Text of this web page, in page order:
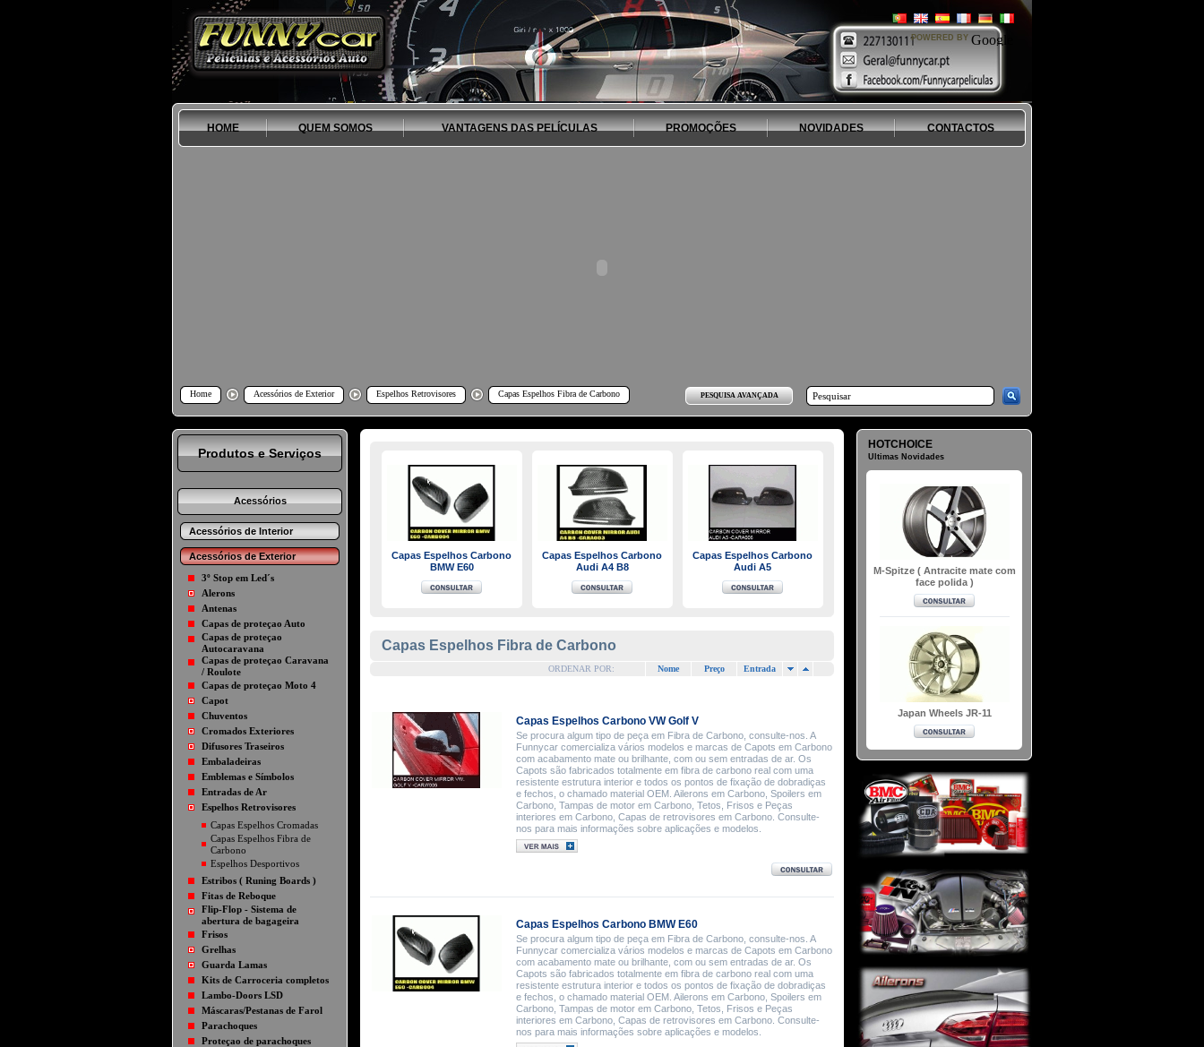
POWERED BY
HOME QUEM SOMOS VANTAGENS DAS PELÍCULAS PROMOÇÕES NOVIDADES CONTACTOS
Home Acessórios de Exterior Espelhos Retrovisores Capas Espelhos Fibra de Carbono PESQUISA AVANÇADA
Produtos e Serviços
Acessórios
Acessórios de Interior
Acessórios de Exterior
3º Stop em Led´s
Alerons
Antenas
Capas de proteçao Auto
Capas de proteçao
Autocaravana
Capas de proteçao Caravana
/ Roulote
Capas de proteçao Moto 4
Capot
Chuventos
Cromados Exteriores
Difusores Traseiros
Embaladeiras
Emblemas e Símbolos
Entradas de Ar
Espelhos Retrovisores
Capas Espelhos Cromadas
Capas Espelhos Fibra de
Carbono
Espelhos Desportivos
Estribos ( Runing Boards )
Fitas de Reboque
Flip-Flop - Sistema de
abertura de bagageira
Frisos
Grelhas
Guarda Lamas
Kits de Carroceria completos
Lambo-Doors LSD
Máscaras/Pestanas de Farol
Parachoques
Proteçao de parachoques
Capas Espelhos Carbono
BMW E60
Capas Espelhos Carbono
Audi A4 B8
Capas Espelhos Carbono
Audi A5
Capas Espelhos Fibra de Carbono
ORDENAR POR: Nome Preço Entrada
Capas Espelhos Carbono VW Golf V
Se procura algum tipo de peça em Fibra de Carbono, consulte-nos. A
Funnycar comercializa vários modelos e marcas de Capots em Carbono
com acabamento mate ou brilhante, com ou sem entradas de ar. Os
Capots são fabricados totalmente em fibra de carbono real com uma
resistente estrutura interior e todos os pontos de fixação de dobradiças
e fechos, o chamado material OEM. Ailerons em Carbono, Spoilers em
Carbono, Tampas de motor em Carbono, Tetos, Frisos e Peças
interiores em Carbono, Capas de retrovisores em Carbono. Consulte-
nos para mais informações sobre aplicações e modelos.
Capas Espelhos Carbono BMW E60
Se procura algum tipo de peça em Fibra de Carbono, consulte-nos. A
Funnycar comercializa vários modelos e marcas de Capots em Carbono
com acabamento mate ou brilhante, com ou sem entradas de ar. Os
Capots são fabricados totalmente em fibra de carbono real com uma
resistente estrutura interior e todos os pontos de fixação de dobradiças
e fechos, o chamado material OEM. Ailerons em Carbono, Spoilers em
Carbono, Tampas de motor em Carbono, Tetos, Frisos e Peças
interiores em Carbono, Capas de retrovisores em Carbono. Consulte-
nos para mais informações sobre aplicações e modelos.
HOTCHOICE
Ultimas Novidades
M-Spitze ( Antracite mate com
face polida )
Japan Wheels JR-11